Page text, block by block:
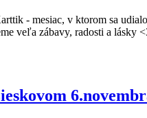
- mesiac, v ktorom sa
veľa zábavy, radosti a lásky